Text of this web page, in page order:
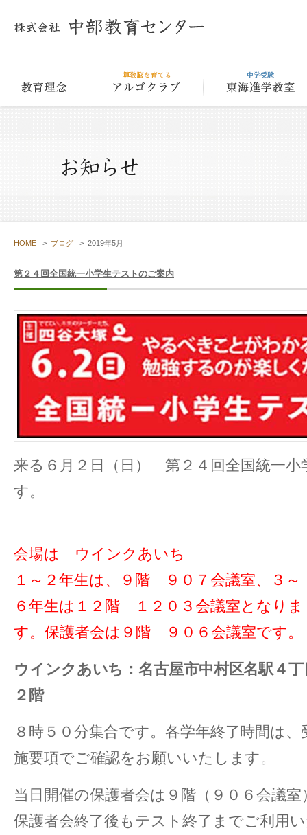
教育理念 アルゴク
HOME > ブログ > 2019年5月
第２４回全国統一小学生テストのご案内
来る６月２日（日） 第２４回全国統一小
す。
会場は「ウインクあいち」
１～２年生は、９階 ９０７会議室、３～
６年生は１２階 １２０３会議室となりま
す。 保護者会は９階 ９０６会議室です。
ウインクあいち：名古屋市中村区名駅４
２階
８時５０分集合です。各学年終了時間は
施要項でご確認をお願いいたします。
当日開催の保護者会は９階（９０６会議
保護者会終了後もテスト終了までご利用